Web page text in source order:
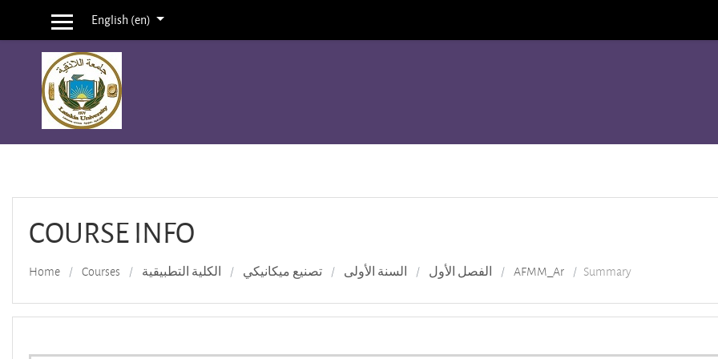
Skip to main content
Side panelEnglish ‎(en)‎
COURSE INFO
Home Courses الكلية التطبيقية تصنيع ميكانيكي السنة الأولى الفصل الأول AFMM_Ar Summary